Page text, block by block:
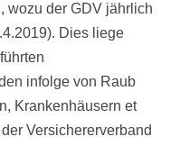
wozu der GDV jährlich
Dies liege
infolge von Raub
Krankenhäusern et
Versichererverband